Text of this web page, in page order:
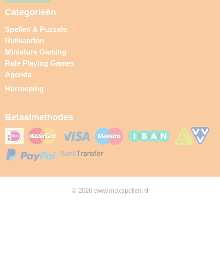
Categorieën
Spellen & Puzzels
Ruilkaarten
Miniature Gaming
Role Playing Games
Agenda
Herroeping
Betaalmethodes
© 2026 www.moxspellen.nl